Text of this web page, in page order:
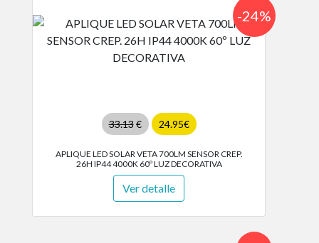
33.13€ 24.95€
-24%
APLIQUE LED SOLAR VETA 700LM SENSOR CREP.
26H IP44 4000K 60º LUZ DECORATIVA
Ver detalle